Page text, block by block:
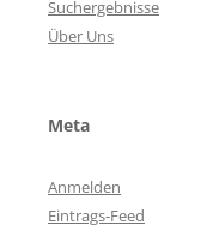
Suchergebnisse
Über Uns
Meta
Anmelden
Eintrags-Feed